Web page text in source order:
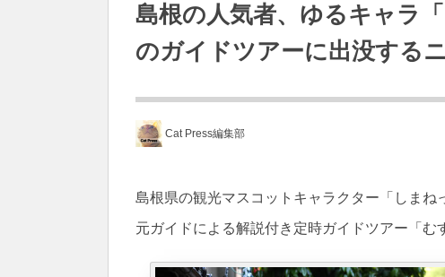
島根の人気者、ゆるキャラ
のガイドツアーに出没する
Cat Press編集部
島根県の観光マスコットキャラクター「しま
元ガイドによる解説付き定時ガイドツアー「む